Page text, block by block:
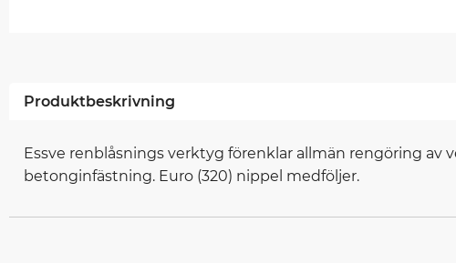
Produktbeskrivning
Essve renblåsnings verktyg förenklar allmän rengöring
betonginfästning. Euro (320) nippel medföljer.